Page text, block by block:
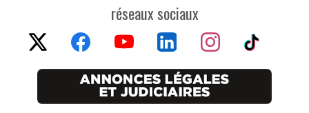
réseaux sociaux